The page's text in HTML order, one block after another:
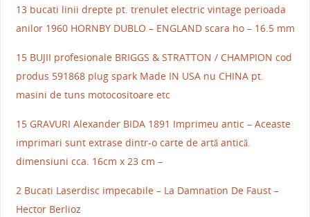
13 bucati linii drepte pt. trenulet electric vintage perioada
anilor 1960 HORNBY DUBLO – ENGLAND scara ho – 16.5 mm
15 BUJII profesionale BRIGGS & STRATTON / CHAMPION cod
produs 591868 plug spark Made IN USA nu CHINA pt.
masini de tuns motocositoare etc
15 GRAVURI Alexander BIDA 1891 Imprimeu antic – Aceaste
imprimari sunt extrase dintr-o carte de artă antică.
dimensiuni cca. 16cm x 23 cm –
2 Bucati Laserdisc impecabile – La Damnation De Faust –
Hector Berlioz